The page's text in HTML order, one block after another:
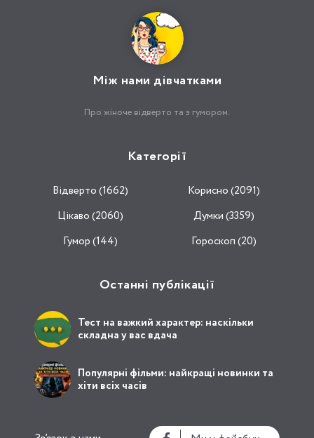
Між нами дівчатками
Про жіноче відверто та з гумором.
Категорії
Відвертo (1662)
Корисно (2091)
Цікаво (2060)
Думки (3359)
Гумор (144)
Гороскоп (20)
Останні публікації
Тест на важкий характер: наскільки
складна у вас вдача
Популярні фільми: найкращі новинки та
хіти всіх часів